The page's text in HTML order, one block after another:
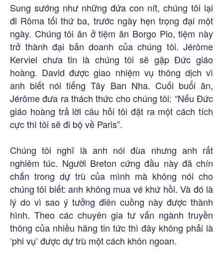
Sung sướng như những đứa con nít, chúng tôi lại
đi Rôma tối thứ ba, trước ngày hẹn trọng đại một
ngày. Chúng tôi ăn ở tiệm ăn Borgo Pio, tiệm này
trở thành đại bản doanh của chúng tôi. Jérôme
Kerviel chưa tin là chúng tôi sẽ gặp Đức giáo
hoàng. David được giao nhiệm vụ thông dịch vì
anh biết nói tiếng Tây Ban Nha. Cuối buổi ăn,
Jérôme đưa ra thách thức cho chúng tôi: “Nếu Đức
giáo hoàng trả lời câu hỏi tôi đặt ra một cách tích
cực thì tôi sẽ đi bộ về Paris”.
Chúng tôi nghĩ là anh nói đùa nhưng anh rất
nghiêm túc. Người Breton cứng đầu này đã chín
chắn trong dự trù của mình mà không nói cho
chúng tôi biết: anh không mua vé khứ hồi. Và đó là
lý do vì sao ý tưởng điên cuồng này được thành
hình. Theo các chuyên gia tư vấn ngành truyền
thông của nhiều hãng tin tức thì đây không phải là
‘phi vụ’ được dự trù một cách khôn ngoan.